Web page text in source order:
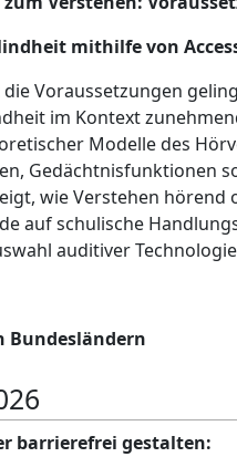
mithilfe von
Voraussetzungen
im Kontext
Modelle des
Gedächtnisfunktionen
wie Verstehen
auf schulische
auditiver
Bundesländern
barrierefrei gestalten: